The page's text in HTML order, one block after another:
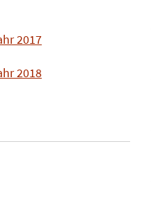
2017
2018